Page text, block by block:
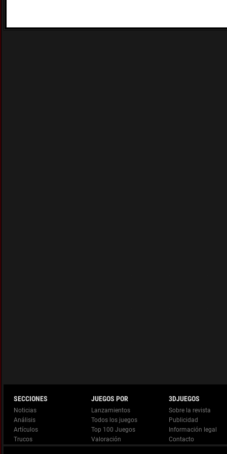
Noticias
Análisis
Artículos
Trucos
Lanzamientos
Todos los juegos
Top 100 Juegos
Valoración
Información legal